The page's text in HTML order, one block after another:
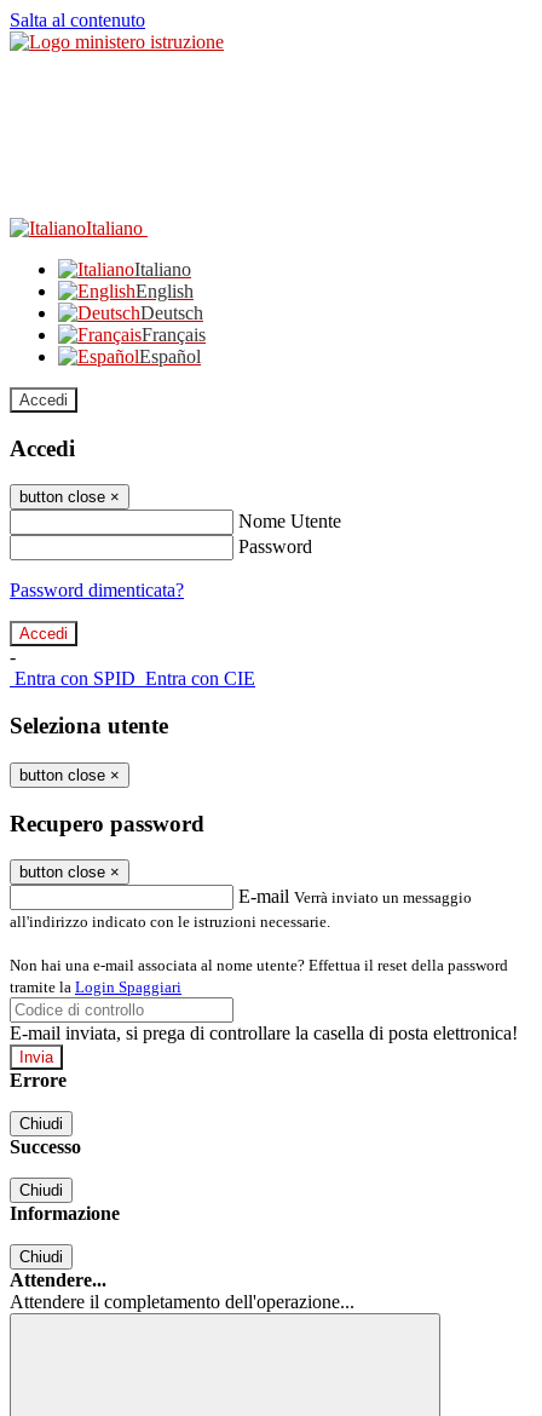
Salta al contenuto
Italiano
Italiano
English
Deutsch
Français
Español
Accedi
Accedi
button close ×
Nome Utente
Password
Password dimenticata?
-
Entra con SPID Entra con CIE
Seleziona utente
button close ×
Recupero password
button close ×
E-mail Verrà inviato un messaggio
all'indirizzo indicato con le istruzioni necessarie.
Non hai una e-mail associata al nome utente? Effettua il reset della password
tramite la Login Spaggiari
E-mail inviata, si prega di controllare la casella di posta elettronica!
Errore
Chiudi
Successo
Chiudi
Informazione
Chiudi
Attendere...
Attendere il completamento dell'operazione...